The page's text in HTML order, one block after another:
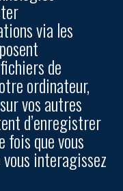
via les
de
ordinateur,
vos autres
d’enregistrer
que vous
interagissez